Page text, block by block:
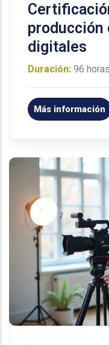
producción
digitales
Duración: 96 horas
Más información